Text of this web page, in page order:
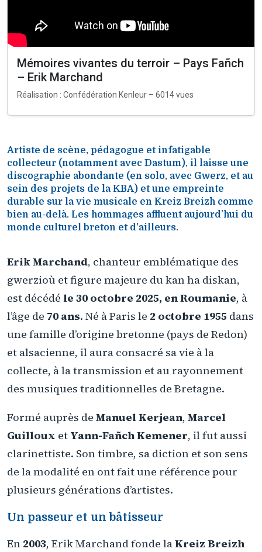
Mémoires vivantes du terroir – Pays Fañch
– Erik Marchand
Réalisation : Confédération Kenleur – 6014 vues
Artiste de scène, pédagogue et infatigable
collecteur (notamment avec Dastum), il laisse une
discographie abondante (en solo, avec Gwerz, et au
sein des projets de la KBA) et une empreinte
durable sur la vie musicale en Kreiz Breizh comme
bien au-delà. Les hommages affluent aujourd’hui du
monde culturel breton et d'ailleurs.
Erik Marchand, chanteur emblématique des
gwerzioù et figure majeure du kan ha diskan,
est décédé le 30 octobre 2025, en Roumanie, à
l’âge de 70 ans. Né à Paris le 2 octobre 1955 dans
une famille d’origine bretonne (pays de Redon)
et alsacienne, il aura consacré sa vie à la
collecte, à la transmission et au rayonnement
des musiques traditionnelles de Bretagne.
Formé auprès de Manuel Kerjean, Marcel
Guilloux et Yann-Fañch Kemener, il fut aussi
clarinettiste. Son timbre, sa diction et son sens
de la modalité en ont fait une référence pour
plusieurs générations d’artistes.
Un passeur et un bâtisseur
En 2003, Erik Marchand fonde laKreiz Breizh